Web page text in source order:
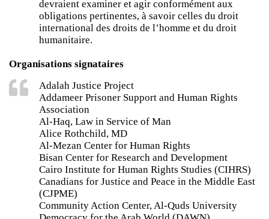
devraient examiner et agir conformément aux
obligations pertinentes, à savoir celles du droit
international des droits de l’homme et du droit
humanitaire.
Organisations signataires
Adalah Justice Project
Addameer Prisoner Support and Human Rights
Association
Al-Haq, Law in Service of Man
Alice Rothchild, MD
Al-Mezan Center for Human Rights
Bisan Center for Research and Development
Cairo Institute for Human Rights Studies (CIHRS)
Canadians for Justice and Peace in the Middle East
(CJPME)
Community Action Center, Al-Quds University